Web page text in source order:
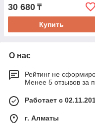
30 680 ₸
Купить
О нас
Рейтинг не
Менее 5 отзывов за
Работает с
г. Алматы